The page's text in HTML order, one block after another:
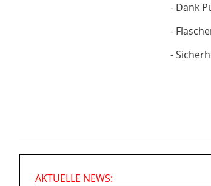
- Dank
-
-
AKTUELLE NEWS: